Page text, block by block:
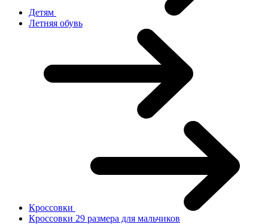
Детям
Летняя обувь
Кроссовки
Кроссовки 29 размера для мальчиков